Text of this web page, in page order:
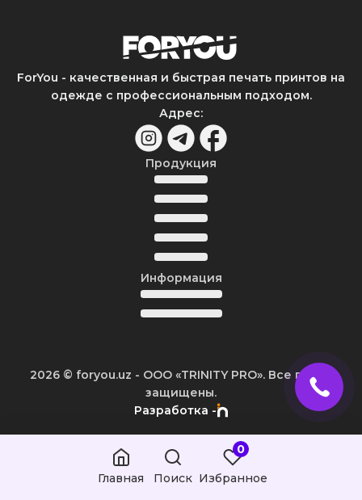
ForYou - качественная и быстрая печать принтов на
одежде с профессиональным подходом.
Адрес:
Продукция
Информация
2026 © foryou.uz - ООО «TRINITY PRO». Все права
защищены.
Разработка -
Главная Поиск
0
Избранное